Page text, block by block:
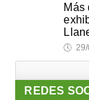
Más
🕔
REDES